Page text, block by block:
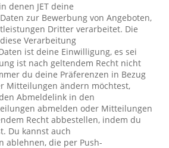
denen JET deine
zur Bewerbung von Angeboten,
Dritter verarbeitet. Die
Verarbeitung
ist deine Einwilligung, es sei
ist nach geltendem Recht nicht
du deine Präferenzen in Bezug
Mitteilungen ändern möchtest,
Abmeldelink in den
abmelden oder Mitteilungen
Recht abbestellen, indem du
Du kannst auch
ablehnen, die per Push-